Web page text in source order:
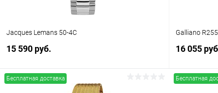
Jacques Lemans 50-4C
15 590 руб.
В корзину
Galliano
16 055
Бесплатная доставка Бесплатная